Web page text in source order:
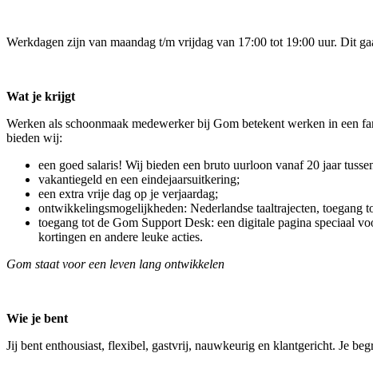
Werkdagen zijn van maandag t/m vrijdag van 17:00 tot 19:00 uur. Dit
Wat je krijgt
Werken als schoonmaak medewerker bij Gom betekent werken in
bieden wij:
een goed salaris! Wij bieden een bruto uurloon vanaf 20 jaar
vakantiegeld en een eindejaarsuitkering;
een extra vrije dag op je verjaardag;
ontwikkelingsmogelijkheden: Nederlandse taaltrajecten, toegang
toegang tot de Gom Support Desk: een digitale pagina speciaal
kortingen en andere leuke acties.
Gom staat voor een leven lang ontwikkelen
Wie je bent
Jij bent enthousiast, flexibel, gastvrij, nauwkeurig en klantgericht. Je